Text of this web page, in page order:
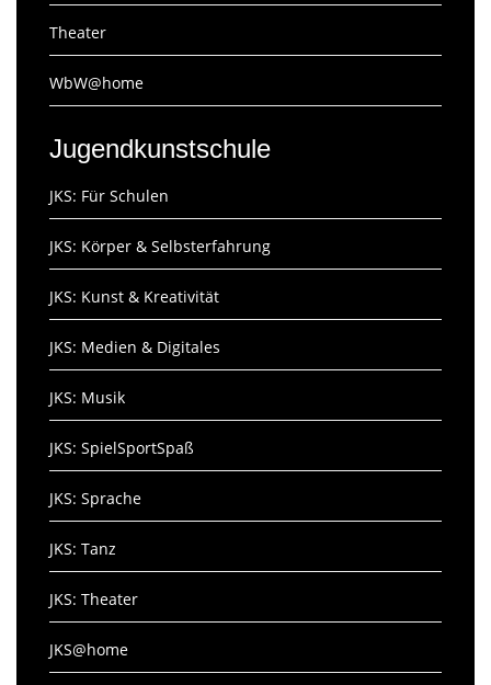
Theater
WbW@home
Jugendkunstschule
JKS: Für Schulen
JKS: Körper & Selbsterfahrung
JKS: Kunst & Kreativität
JKS: Medien & Digitales
JKS: Musik
JKS: SpielSportSpaß
JKS: Sprache
JKS: Tanz
JKS: Theater
JKS@home